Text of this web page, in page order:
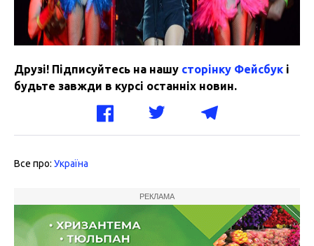
Друзі! Підписуйтесь на нашу сторінку Фейсбук і
будьте завжди в курсі останніх новин.
Все про: Україна
РЕКЛАМА